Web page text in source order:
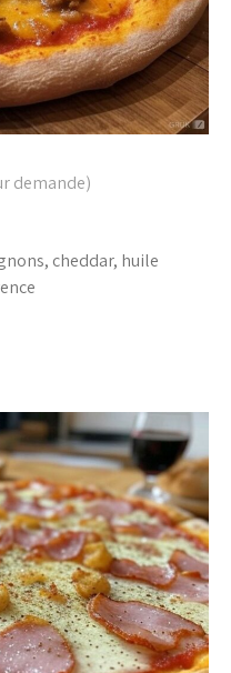
demande)
cheddar, huile